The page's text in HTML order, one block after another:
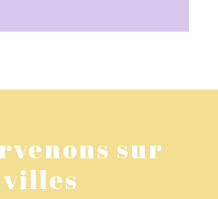
sur
villes